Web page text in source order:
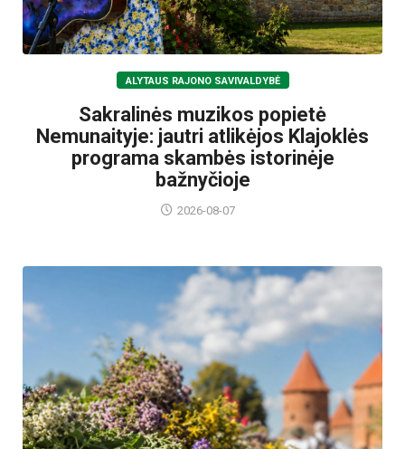
ALYTAUS RAJONO SAVIVALDYBĖ
Sakralinės muzikos popietė
Nemunaityje: jautri atlikėjos Klajoklės
programa skambės istorinėje
bažnyčioje
2026-08-07